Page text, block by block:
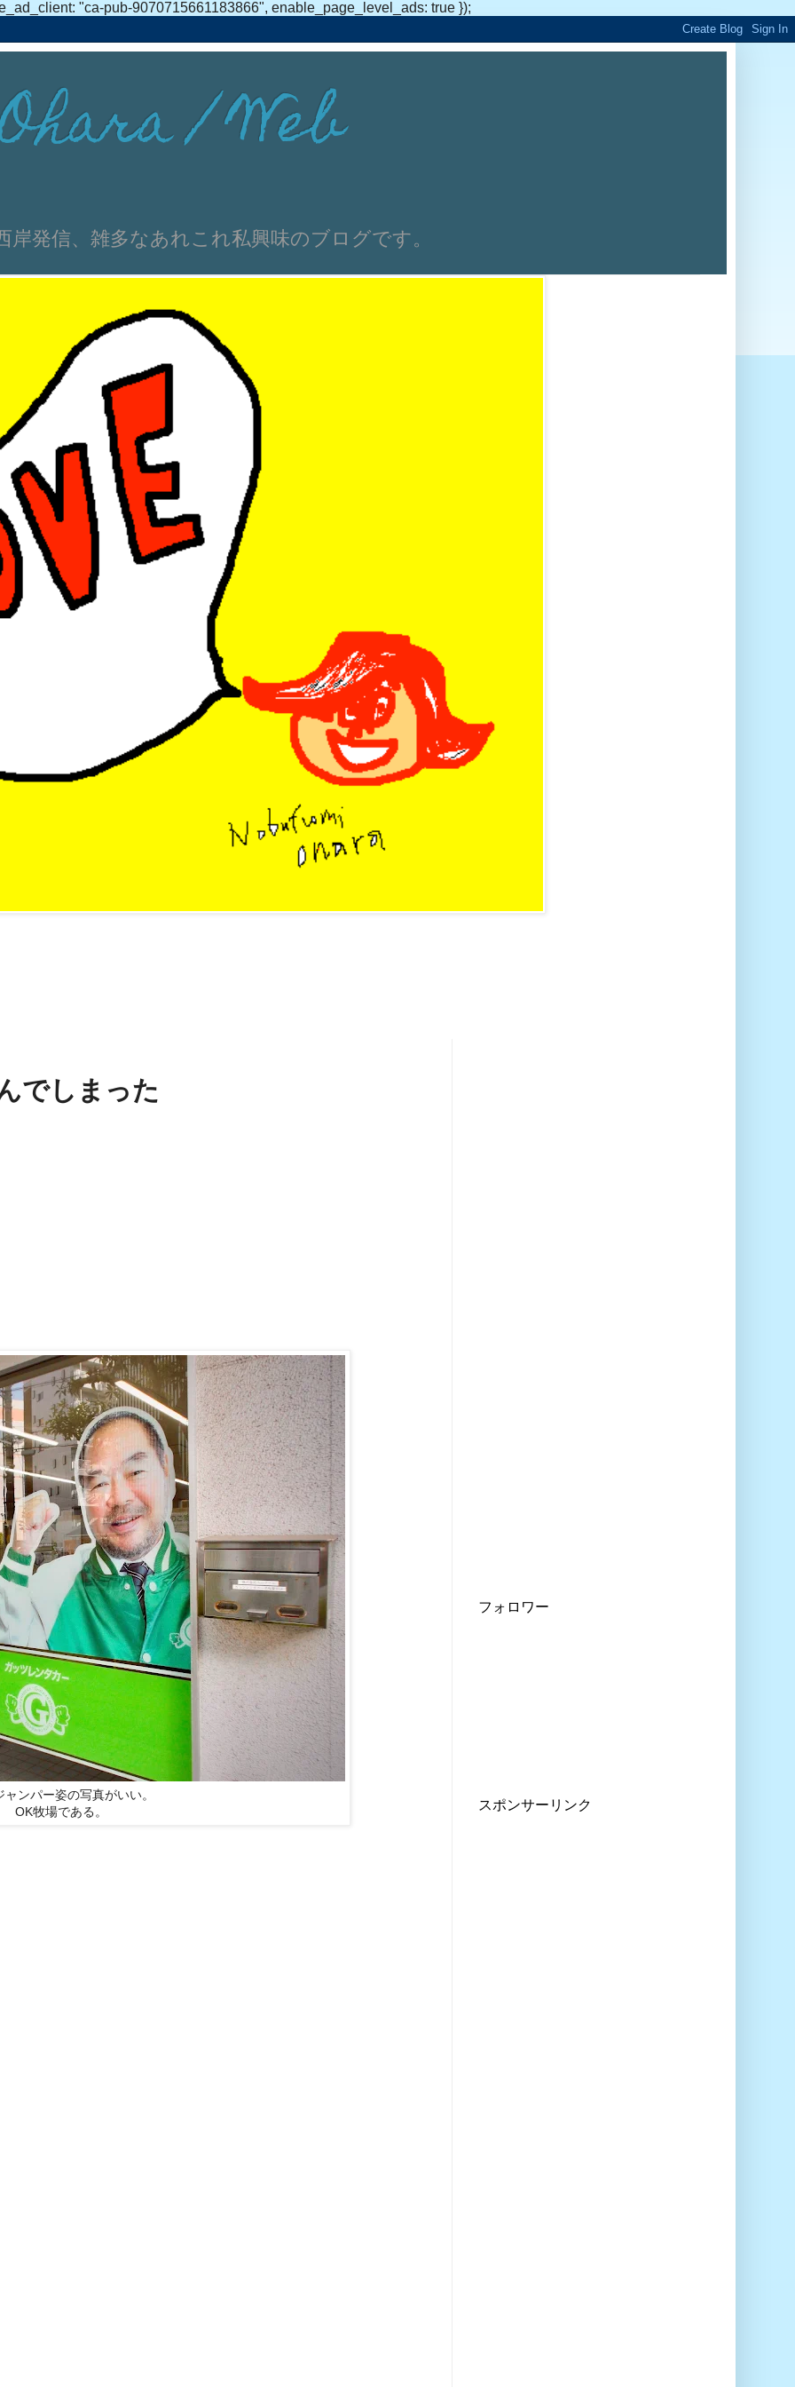
"ca-pub-9070715661183866", enable_page_level_ads: true });
/ Web
岸発信、雑多なあれこれ私興味のブログです。
でしまった
ャンパー姿の写真がいい。
OK牧場である。
フォロワー
スポンサーリンク